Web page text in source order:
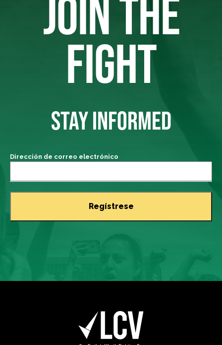
JOIN THE
FIGHT
STAY INFORMED
Dirección de correo electrónico